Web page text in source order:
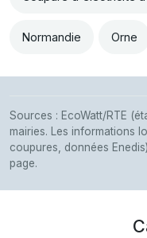
Normandie Orne
Sources : EcoWatt/RTE
mairies. Les informations
coupures, données
page.